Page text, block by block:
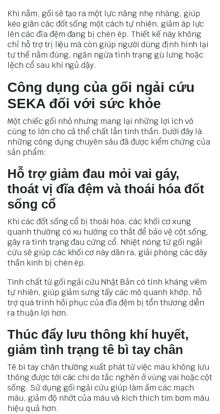
Khi nằm, gối sẽ tạo ra một lực nâng nhẹ nhàng, giúp
kéo giãn các đốt sống một cách tự nhiên, giảm áp lực
lên các đĩa đệm đang bị chèn ép. Thiết kế này không
chỉ hỗ trợ trị liệu mà còn giúp người dùng định hình lại
tư thế nằm đúng, ngăn ngừa tình trạng gù lưng hoặc
lệch cổ sau khi ngủ dậy.
Công dụng của gối ngải cứu
SEKA đối với sức khỏe
Một chiếc gối nhỏ nhưng mang lại những lợi ích vô
cùng to lớn cho cả thể chất lẫn tinh thần. Dưới đây là
những công dụng chuyên sâu đã được kiểm chứng của
sản phẩm:
Hỗ trợ giảm đau mỏi vai gáy,
thoát vị đĩa đệm và thoái hóa đốt
sống cổ
Khi các đốt sống cổ bị thoái hóa, các khối cơ xung
quanh thường có xu hướng co thắt để bảo vệ cột sống,
gây ra tình trạng đau cứng cổ. Nhiệt nóng từ gối ngải
cứu sẽ giúp các khối cơ này dãn ra, giải phóng các dây
thần kinh bị chèn ép.
Tinh chất từ gối ngải cứu Nhật Bản có tính kháng viêm
tự nhiên, giúp giảm sưng tấy các mô quanh khớp, hỗ
trợ quá trình hồi phục của đĩa đệm bị tổn thương diễn
ra thuận lợi hơn.
Thúc đẩy lưu thông khí huyết,
giảm tình trạng tê bì tay chân
Tê bì tay chân thường xuất phát từ việc máu không lưu
thông được tới các chi do tắc nghẽn ở vùng vai hoặc cột
sống. Sử dụng gối ngải cứu giúp làm ấm các mạch
máu, giảm độ nhớt của máu và kích thích tim bơm máu
hiệu quả hơn.